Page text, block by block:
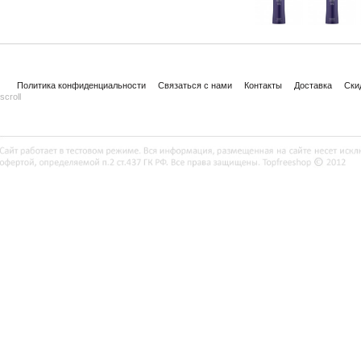
Политика конфиденциальности Связаться с нами Контакты Доставка
scroll